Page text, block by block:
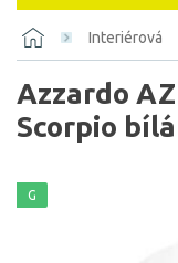
Interiérová
Azzardo
Scorpio bílá
G